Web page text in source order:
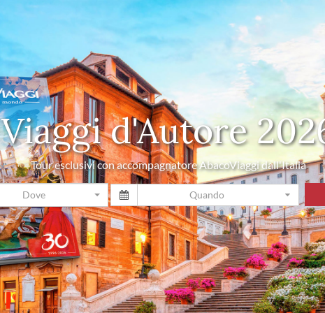
Viaggi d'Autore
Tour esclusivi con accompagnatore AbacoViaggi dall'Italia
Dove Quando